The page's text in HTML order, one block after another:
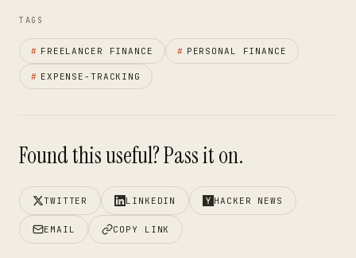
TAGS
# FREELANCER FINANCE # PERSONAL FINANCE
# EXPENSE-TRACKING
Found this useful? Pass it on.
TWITTER LINKEDIN HACKER NEWS
EMAIL COPY LINK